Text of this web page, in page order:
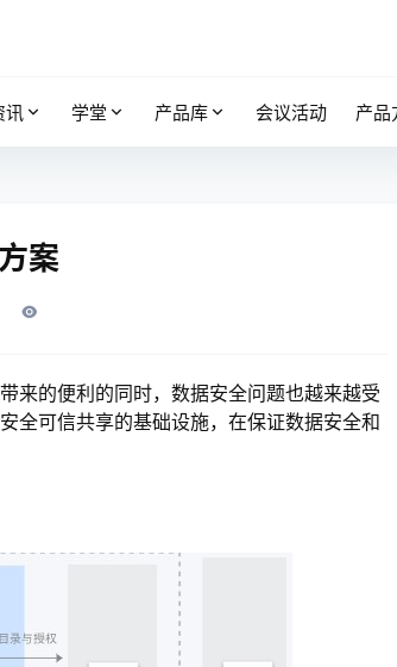
讯 学堂 产品库 会议活动 产品
案
来的便利的同时，数据安全问题也越来越受
全可信共享的基础设施，在保证数据安全和